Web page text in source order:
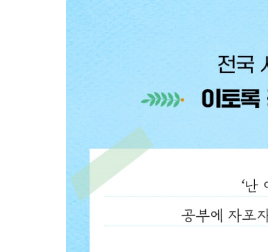
Beyond Story “아, 엄마는 맨날 이런 식이야!”
에필로그 믿는다, 나는 믿는다, 나는 너를 믿는다!
부록 공부 의욕을 불러일으키는 힐링 포스트잇